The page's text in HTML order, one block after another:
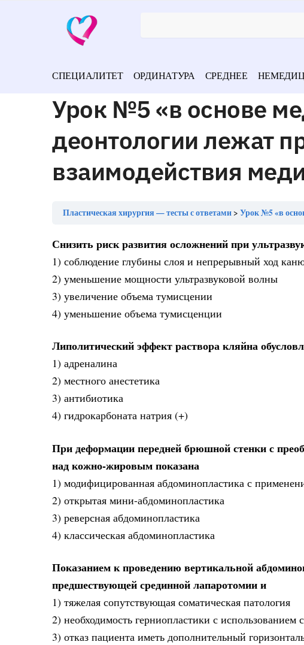
СПЕЦИАЛИТЕТ ОРДИНАТУРА СРЕДНЕЕ
Урок №5 «в основе
деонтологии лежат
взаимодействия
Пластическая хирургия — тесты с ответами Урок №5 «в основе
Снизить риск развития осложнений при
1) соблюдение глубины слоя и непрерывный ход
2) уменьшение мощности ультразвуковой волны
3) увеличение объема тумисцении
4) уменьшение объема тумисценции
Липолитический эффект раствора кляйна
1) адреналина
2) местного анестетика
3) антибиотика
4) гидрокарбоната натрия (+)
При деформации передней брюшной стенки с
над кожно-жировым показана
1) модифицированная абдоминопластика с
2) открытая мини-абдоминопластика
3) реверсная абдоминопластика
4) классическая абдоминопластика
Показанием к проведению вертикальной
предшествующей срединной лапаротомии и
1) тяжелая сопутствующая соматическая патология
2) необходимость герниопластики с использованием
3) отказ пациента иметь дополнительный